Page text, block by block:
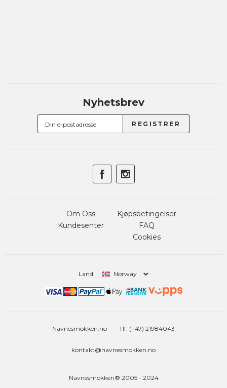
Nyhetsbrev
Om Oss
Kundesenter
Kjøpsbetingelser
FAQ
Cookies
Land: Norway
Navnesmokken.no Tlf: (+47) 21984043
kontakt@navnesmokken.no
Navnesmokken® 2005 - 2024